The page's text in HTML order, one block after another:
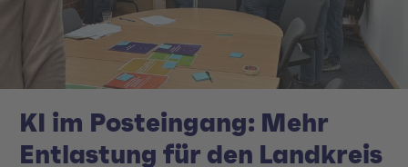
KI im Posteingang: Mehr
Entlastung für den Landkreis